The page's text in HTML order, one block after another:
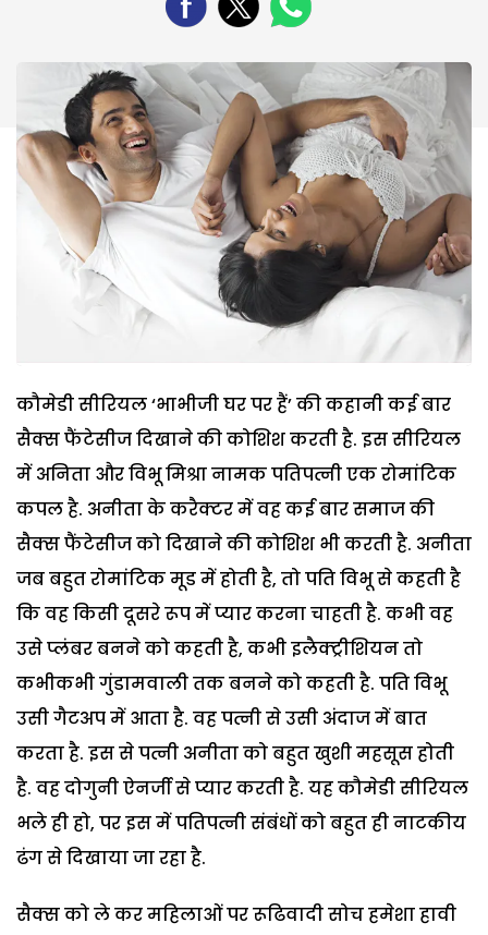
कौमेडी सीरियल ‘भाभीजी घर पर हैं’ की कहानी कई बार
सैक्स फैंटेसीज दिखाने की कोशिश करती है. इस सीरियल
में अनिता और विभू मिश्रा नामक पतिपत्नी एक रोमांटिक
कपल है. अनीता के करैक्टर में वह कई बार समाज की
सैक्स फैंटेसीज को दिखाने की कोशिश भी करती है. अनीता
जब बहुत रोमांटिक मूड में होती है, तो पति विभू से कहती है
कि वह किसी दूसरे रूप में प्यार करना चाहती है. कभी वह
उसे प्लंबर बनने को कहती है, कभी इलैक्ट्रीशियन तो
कभीकभी गुंडामवाली तक बनने को कहती है. पति विभू
उसी गैटअप में आता है. वह पत्नी से उसी अंदाज में बात
करता है. इस से पत्नी अनीता को बहुत खुशी महसूस होती
है. वह दोगुनी ऐनर्जी से प्यार करती है. यह कौमेडी सीरियल
भले ही हो, पर इस में पतिपत्नी संबंधों को बहुत ही नाटकीय
ढंग से दिखाया जा रहा है.
सैक्स को ले कर महिलाओं पर रूढिवादी सोच हमेशा हावी